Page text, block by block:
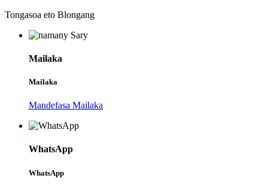
Tongasoa eto Blongang
Mailaka
Mailaka
Mandefasa Mailaka
WhatsApp
WhatsApp